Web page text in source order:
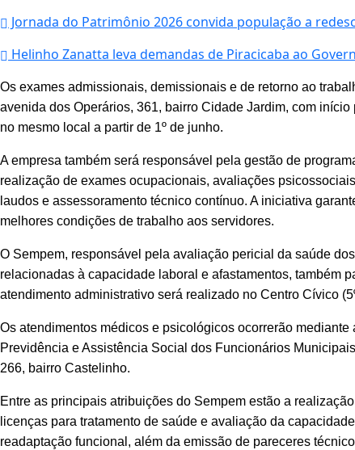
Jornada do Patrimônio 2026 convida população a
Helinho Zanatta leva demandas de Piracicaba ao
Os exames admissionais, demissionais e de retorno ao
avenida dos Operários, 361, bairro Cidade Jardim, com
no mesmo local a partir de 1º de junho.
A empresa também será responsável pela gestão de
realização de exames ocupacionais, avaliações
laudos e assessoramento técnico contínuo. A iniciativa
melhores condições de trabalho aos servidores.
O Sempem, responsável pela avaliação pericial da saúde
relacionadas à capacidade laboral e afastamentos, também
atendimento administrativo será realizado no Centro Cívico
Os atendimentos médicos e psicológicos ocorrerão
Previdência e Assistência Social dos Funcionários
266, bairro Castelinho.
Entre as principais atribuições do Sempem estão a
licenças para tratamento de saúde e avaliação da
readaptação funcional, além da emissão de pareceres